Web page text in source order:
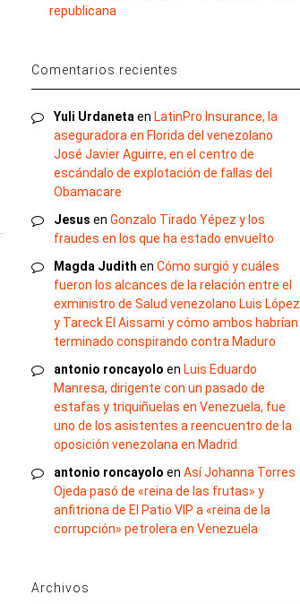
republicana
Comentarios recientes
Yuli Urdaneta en LatinPro Insurance, la
aseguradora en Florida del venezolano
José Javier Aguirre, en el centro de
escándalo de explotación de fallas del
Obamacare
Jesus enGonzalo Tirado Yépez y los
fraudes en los que ha estado envuelto
Magda Judith enCómo surgió y cuáles
fueron los alcances de la relación entre el
exministro de Salud venezolano Luis López
y Tareck El Aissami y cómo ambos habrían
terminado conspirando contra Maduro
antonio roncayolo en Luis Eduardo
Manresa, dirigente con un pasado de
estafas y triquiñuelas en Venezuela, fue
uno de los asistentes a reencuentro de la
oposición venezolana en Madrid
antonio roncayolo enAsí Johanna Torres
Ojeda pasó de «reina de las frutas» y
anfitriona de El Patio VIP a «reina de la
corrupción» petrolera en Venezuela
Archivos